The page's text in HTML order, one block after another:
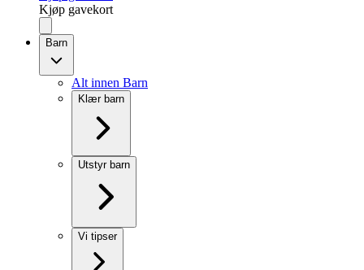
Kjøp gavekort
Barn
Alt innen Barn
Klær barn
Utstyr barn
Vi tipser